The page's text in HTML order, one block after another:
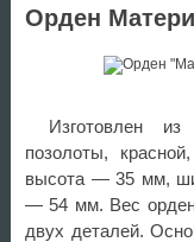
Орден
Изготовлен
позолоты,
высота — 35 мм,
— 54 мм. Вес
двух деталей.